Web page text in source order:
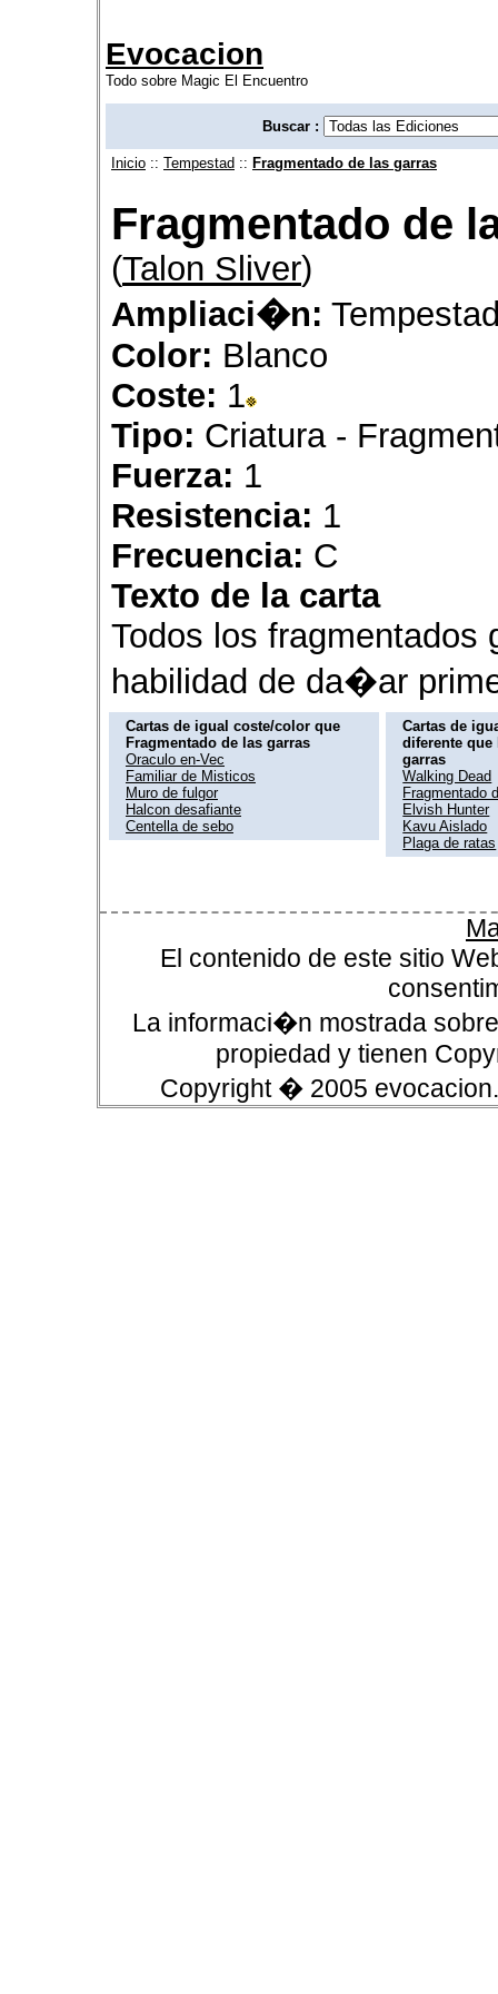
Evocacion
Todo sobre Magic El Encuentro
Buscar :
Inicio :: Tempestad :: Fragmentado de las garras
Fragmentado de
(Talon Sliver)
Ampliaci�n:
Color: Blanco
Coste: 1
Tipo: Criatura -
Fuerza: 1
Resistencia: 1
Frecuencia: C
Texto de la carta
Todos los fragmentados
habilidad de da�ar
Cartas de igual coste/color que
Fragmentado de las garras
Oraculo en-Vec
Familiar de Misticos
Muro de fulgor
Halcon desafiante
Centella de sebo
Cartas de
diferente que
garras
Walking Dead
Fragmentado
Elvish Hunter
Kavu Aislado
Plaga de ratas
El contenido de este sitio
La informaci�n mostrada
propiedad y tienen
Copyright � 2005